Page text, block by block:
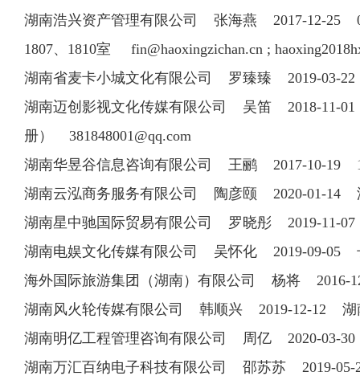
湖南浩兴资产管理有限公司 张海燕 2017-12-25
1807、1810室 fin@haoxingzichan.cn;
湖南省麦卡小城文化有限公司 罗臻臻 2019-03-
湖南迈创影视文化传媒有限公司 吴笛 2018-11-01
册） 381848001@qq.com
湖南华昱谷信息咨询有限公司 王鹂 2017-10-19
湖南云泓商务服务有限公司 陶彦颐 2020-01-14
湖南星中驰国际贸易有限公司 罗晓彤 2019-11-
湖南电娱文化传媒有限公司 吴怀化 2019-09-05
海外国际旅游集团（湖南）有限公司 杨将 2016-
湖南风火轮传媒有限公司 韩顺兴 2019-12-12 湖
湖南明亿工程管理咨询有限公司 周亿 2020-03-
湖南万汇百纳电子科技有限公司 邵苏苏 2019-05-